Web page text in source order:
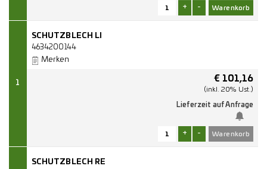
+ -
1
SCHUTZBLECH LI
4634200144
Merken
€ 101,16
(inkl. 20% Ust.)
Lieferzeit auf Anfrage
+ -
SCHUTZBLECH RE